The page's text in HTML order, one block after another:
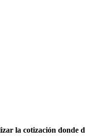
la cotización donde